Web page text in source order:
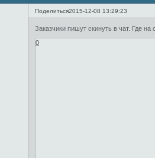
Поделиться2015-12-08 13:29:23
Заказчики пишут скинуть в чат. Где
0